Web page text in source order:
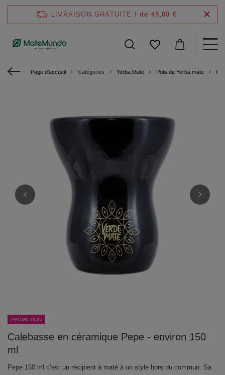
LIVRAISON GRATUITE ! de 45,00 €
Page d'accueil Catégories Yerba Mate Pots de Yerba mate
PROMOTION
Calebasse en céramique Pepe - environ 150
ml
Pepe 150 ml c’est un récipient à maté à un style hors du commun. Sa